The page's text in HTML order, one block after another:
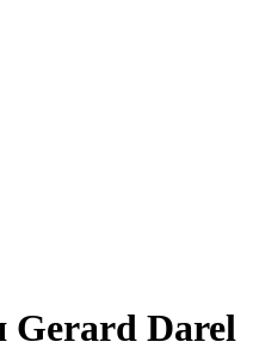
Gerard Darel